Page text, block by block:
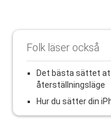
Folk läser också
Det bästa sättet
återställningsläge
Hur du sätter din